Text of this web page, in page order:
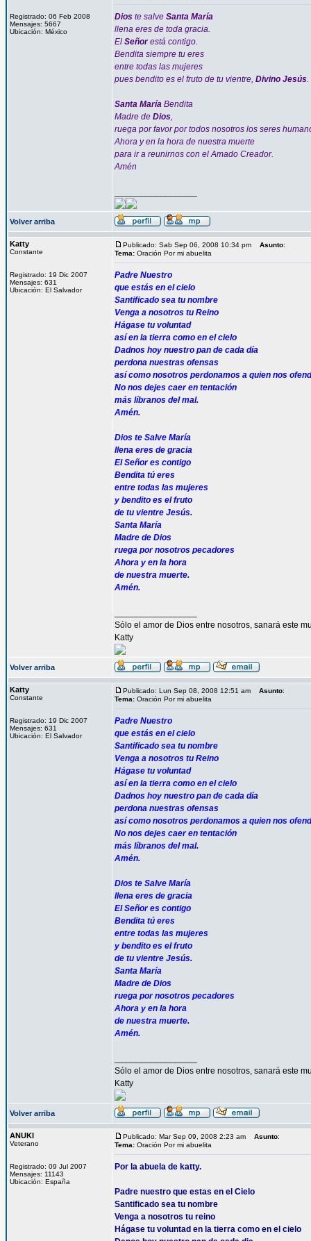
Registrado: 06 Feb 2008
Mensajes: 5667
Ubicación: México
Dios te salve Santa María
llena eres de toda gracia.
El Señorestá contigo.
Bendita siempre tu eres
entre todas las mujeres
pues bendito es el fruto de tu vientre, Divino Jesús.
Santa María Bendita
Madre de Dios,
ruega por favor por todos nosotros los seres
Ahora y en la hora de nuestra muerte
para ir a reunirnos con el Amado Creador.
Amén
Volver arriba
Katty
Constante
Registrado: 19 Dic 2007
Mensajes: 631
Ubicación: El Salvador
Publicado: Sab Sep 06, 2008 10:34 pm Asunto:
Tema: Oración Por mi abuelita
Padre Nuestro
que estás en el cielo
Santificado sea tu nombre
Venga a nosotros tu Reino
Hágase tu voluntad
así en la tierra como en el cielo
Dadnos hoy nuestro pan de cada día
perdona nuestras ofensas
así como nosotros perdonamos a quien nos
No nos dejes caer en tentación
más líbranos del mal.
Amén.
Dios te Salve María
llena eres de gracia
El Señor es contigo
Bendita tú eres
entre todas las mujeres
y bendito es el fruto
de tu vientre Jesús.
Santa María
Madre de Dios
ruega por nosotros pecadores
Ahora y en la hora
de nuestra muerte.
Amén.
Sólo el amor de Dios entre nosotros, sanará este
Katty
Volver arriba
Katty
Constante
Registrado: 19 Dic 2007
Mensajes: 631
Ubicación: El Salvador
Publicado: Lun Sep 08, 2008 12:51 am Asunto:
Tema: Oración Por mi abuelita
Padre Nuestro
que estás en el cielo
Santificado sea tu nombre
Venga a nosotros tu Reino
Hágase tu voluntad
así en la tierra como en el cielo
Dadnos hoy nuestro pan de cada día
perdona nuestras ofensas
así como nosotros perdonamos a quien nos
No nos dejes caer en tentación
más líbranos del mal.
Amén.
Dios te Salve María
llena eres de gracia
El Señor es contigo
Bendita tú eres
entre todas las mujeres
y bendito es el fruto
de tu vientre Jesús.
Santa María
Madre de Dios
ruega por nosotros pecadores
Ahora y en la hora
de nuestra muerte.
Amén.
Sólo el amor de Dios entre nosotros, sanará este
Katty
Volver arriba
ANUKI
Veterano
Registrado: 09 Jul 2007
Mensajes: 11143
Ubicación: España
Publicado: Mar Sep 09, 2008 2:23 am Asunto:
Tema: Oración Por mi abuelita
Por la abuela de katty.
Padre nuestro que estas en el Cielo
Santificado sea tu nombre
Venga a nosotros tu reino
Hágase tu voluntad en la tierra como en el cielo